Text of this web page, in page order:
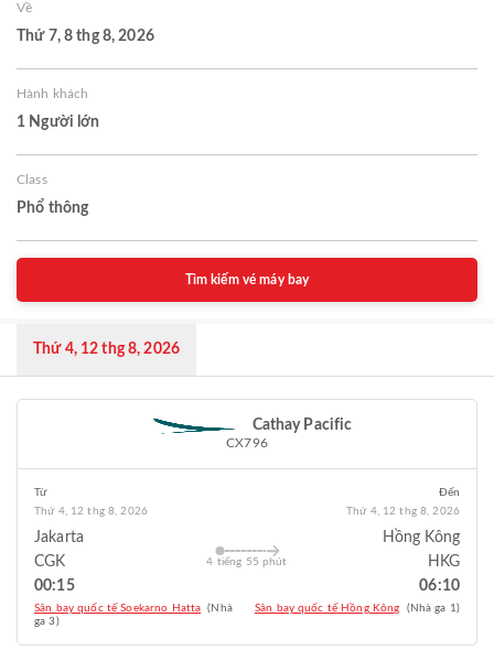
Về
Thứ 7, 8 thg 8, 2026
Hành khách
1 Người lớn
Class
Phổ thông
Tìm kiếm vé máy bay
Thứ 4, 12 thg 8, 2026
Cathay Pacific
CX796
Từ
Thứ 4, 12 thg 8, 2026
Jakarta
CGK
00:15
Sân bay quốc tế Soekarno Hatta (Nhà
ga 3)
4 tiếng 55 phút
Đến
Thứ 4, 12 thg 8, 2026
Hồng Kông
HKG
06:10
Sân bay quốc tế Hồng Kông (Nhà ga 1)